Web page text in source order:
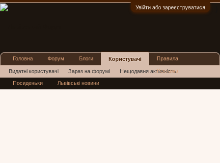
Увійти або зареєструватися
Головна Форум Блоги Користувачі
Видатні користувачі Зараз на форумі Нещодавня активність
Нові повідомлення профілю
Правила
Реклама
Посиденьки Львівські новини